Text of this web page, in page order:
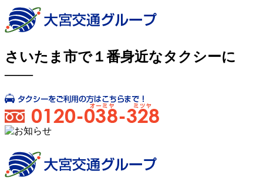
さいたま市で１番身近なタクシーに
――